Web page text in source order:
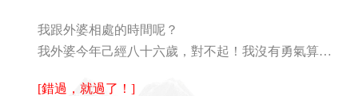
我跟外婆相處的時間呢？
我外婆今年己經八十六歲，對不起！我沒有勇氣算…
[錯過，就過了！]